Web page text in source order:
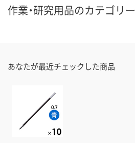
作業・研究用品のカテゴリー
あなたが最近チェックした商品